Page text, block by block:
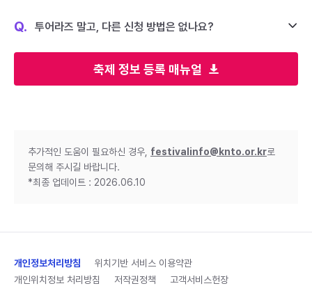
축제 정보 등록 매뉴얼
Q. 투어라즈 말고, 다른 신청 방법은 없나요?
추가적인 도움이 필요하신 경우, festivalinfo@knto.or.kr로
문의해 주시길 바랍니다.
*최종 업데이트 : 2026.06.10
개인정보처리방침
위치기반 서비스 이용약관
개인위치정보 처리방침
저작권정책 고객서비스헌장